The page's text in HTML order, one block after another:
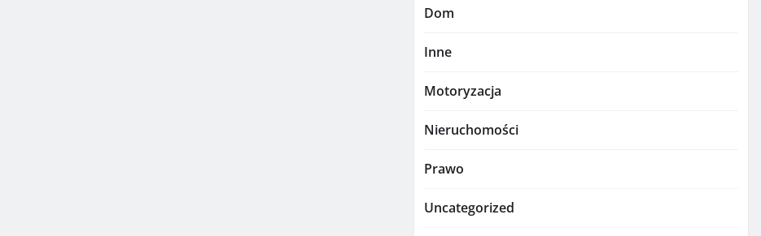
Dom
Inne
Motoryzacja
Nieruchomości
Prawo
Uncategorized